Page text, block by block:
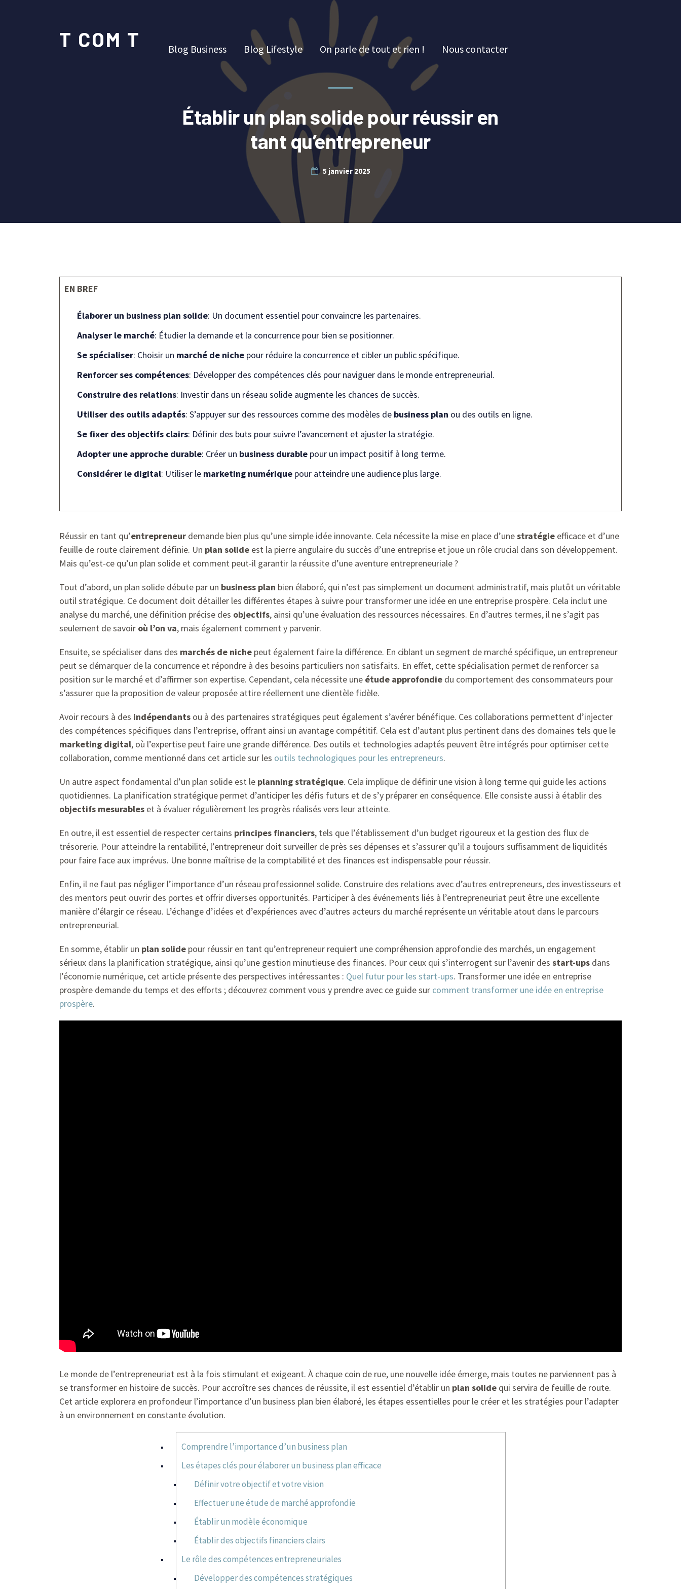
T COM T Blog Business Blog Lifestyle On parle de tout et rien ! Nous contacter
Établir un plan solide pour réussir en
tant qu’entrepreneur
5 janvier 2025
EN BREF
Élaborer un business plan solide: Un document essentiel pour convaincre les partenaires.
Analyser le marché: Étudier la demande et la concurrence pour bien se positionner.
Se spécialiser: Choisir un marché de niche pour réduire la concurrence et cibler un public spécifique.
Renforcer ses compétences: Développer des compétences clés pour naviguer dans le monde entrepreneurial.
Construire des relations: Investir dans un réseau solide augmente les chances de succès.
Utiliser des outils adaptés: S’appuyer sur des ressources comme des modèles de business plan ou des outils en ligne.
Se fixer des objectifs clairs: Définir des buts pour suivre l’avancement et ajuster la stratégie.
Adopter une approche durable: Créer un business durable pour un impact positif à long terme.
Considérer le digital: Utiliser le marketing numérique pour atteindre une audience plus large.
Réussir en tant qu’entrepreneur demande bien plus qu’une simple idée innovante. Cela nécessite la mise en place d’unestratégie efficace et d’une
feuille de route clairement définie. Un plan solide est la pierre angulaire du succès d’une entreprise et joue un rôle crucial dans son développement.
Mais qu’est-ce qu’un plan solide et comment peut-il garantir la réussite d’une aventure entrepreneuriale ?
Tout d’abord, un plan solide débute par un business plan bien élaboré, qui n’est pas simplement un document administratif, mais plutôt un véritable
outil stratégique. Ce document doit détailler les différentes étapes à suivre pour transformer une idée en une entreprise prospère. Cela inclut une
analyse du marché, une définition précise des objectifs, ainsi qu’une évaluation des ressources nécessaires. En d’autres termes, il ne s’agit pas
seulement de savoir où l’on va, mais également comment y parvenir.
Ensuite, se spécialiser dans des marchés de niche peut également faire la différence. En ciblant un segment de marché spécifique, un entrepreneur
peut se démarquer de la concurrence et répondre à des besoins particuliers non satisfaits. En effet, cette spécialisation permet de renforcer sa
position sur le marché et d’affirmer son expertise. Cependant, cela nécessite une étude approfondie du comportement des consommateurs pour
s’assurer que la proposition de valeur proposée attire réellement une clientèle fidèle.
Avoir recours à des indépendants ou à des partenaires stratégiques peut également s’avérer bénéfique. Ces collaborations permettent d’injecter
des compétences spécifiques dans l’entreprise, offrant ainsi un avantage compétitif. Cela est d’autant plus pertinent dans des domaines tels que le
marketing digital, où l’expertise peut faire une grande différence. Des outils et technologies adaptés peuvent être intégrés pour optimiser cette
collaboration, comme mentionné dans cet article sur les outils technologiques pour les entrepreneurs.
Un autre aspect fondamental d’un plan solide est le planning stratégique. Cela implique de définir une vision à long terme qui guide les actions
quotidiennes. La planification stratégique permet d’anticiper les défis futurs et de s’y préparer en conséquence. Elle consiste aussi à établir des
objectifs mesurables et à évaluer régulièrement les progrès réalisés vers leur atteinte.
En outre, il est essentiel de respecter certains principes financiers, tels que l’établissement d’un budget rigoureux et la gestion des flux de
trésorerie. Pour atteindre la rentabilité, l’entrepreneur doit surveiller de près ses dépenses et s’assurer qu’il a toujours suffisamment de liquidités
pour faire face aux imprévus. Une bonne maîtrise de la comptabilité et des finances est indispensable pour réussir.
Enfin, il ne faut pas négliger l’importance d’un réseau professionnel solide. Construire des relations avec d’autres entrepreneurs, des investisseurs et
des mentors peut ouvrir des portes et offrir diverses opportunités. Participer à des événements liés à l’entrepreneuriat peut être une excellente
manière d’élargir ce réseau. L’échange d’idées et d’expériences avec d’autres acteurs du marché représente un véritable atout dans le parcours
entrepreneurial.
En somme, établir un plan solide pour réussir en tant qu’entrepreneur requiert une compréhension approfondie des marchés, un engagement
sérieux dans la planification stratégique, ainsi qu’une gestion minutieuse des finances. Pour ceux qui s’interrogent sur l’avenir des start-ups dans
l’économie numérique, cet article présente des perspectives intéressantes : Quel futur pour les start-ups. Transformer une idée en entreprise
prospère demande du temps et des efforts ; découvrez comment vous y prendre avec ce guide sur comment transformer une idée en entreprise
prospère.
Le monde de l’entrepreneuriat est à la fois stimulant et exigeant. À chaque coin de rue, une nouvelle idée émerge, mais toutes ne parviennent pas à
se transformer en histoire de succès. Pour accroître ses chances de réussite, il est essentiel d’établir un plan solide qui servira de feuille de route.
Cet article explorera en profondeur l’importance d’un business plan bien élaboré, les étapes essentielles pour le créer et les stratégies pour l’adapter
à un environnement en constante évolution.
Comprendre l’importance d’un business plan
Les étapes clés pour élaborer un business plan efficace
Définir votre objectif et votre vision
Effectuer une étude de marché approfondie
Établir un modèle économique
Établir des objectifs financiers clairs
Le rôle des compétences entrepreneuriales
Développer des compétences stratégiques